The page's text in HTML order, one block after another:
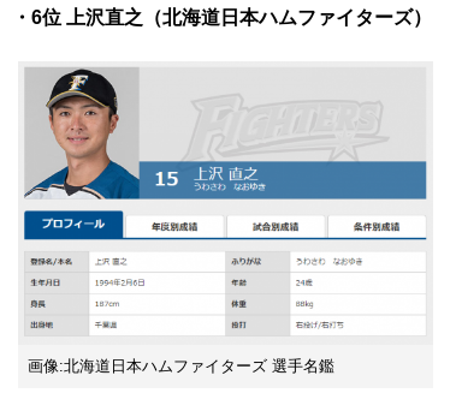
・6位 上沢直之（北海道日本ハムファイターズ）
画像:北海道日本ハムファイターズ 選手名鑑